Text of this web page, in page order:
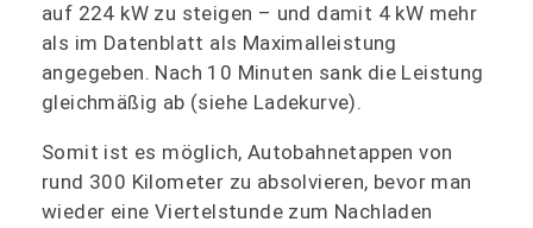
auf 224 kW zu steigen – und damit 4 kW mehr
als im Datenblatt als Maximalleistung
angegeben. Nach 10 Minuten sank die Leistung
gleichmäßig ab (siehe Ladekurve).
Somit ist es möglich, Autobahnetappen von
rund 300 Kilometer zu absolvieren, bevor man
wieder eine Viertelstunde zum Nachladen